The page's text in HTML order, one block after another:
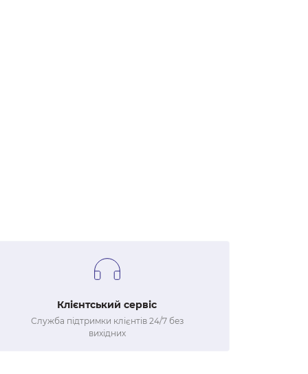
Клієнтський сервіс
Служба підтримки клієнтів 24/7 без
вихідних